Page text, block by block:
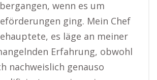
wenn es um
ging. Mein Chef
es läge an meiner
Erfahrung, obwohl
nachweislich genauso